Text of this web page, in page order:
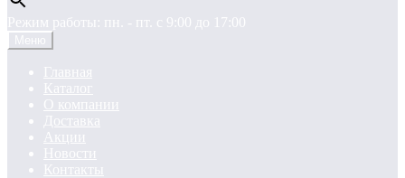
Режим работы: пн. - пт. c 9:00 до 17:00
Меню
Главная
Каталог
О компании
Доставка
Акции
Новости
Контакты